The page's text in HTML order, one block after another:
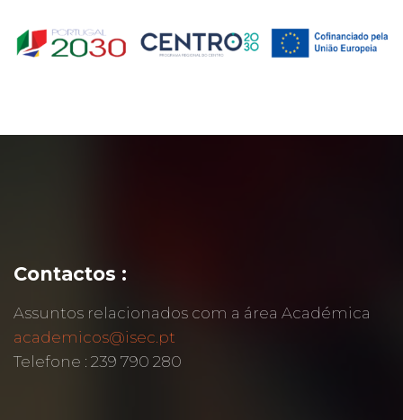
Contactos :
Assuntos relacionados com a área Académica
academicos@isec.pt
Telefone : 239 790 280